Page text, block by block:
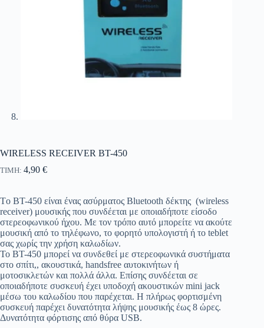
WIRELESS RECEIVER BT-450
ΤΙΜΗ: 4,90 €
Tο BT-450 είναι ένας ασύρματος Βluetooth δέκτης (wireless
receiver) μουσικής που συνδέεται με οποιαδήποτε είσοδο
στερεοφωνικού ήχου. Με τον τρόπο αυτό μπορείτε να ακούτε
μουσική από το τηλέφωνο, το φορητό υπολογιστή ή το teblet
σας χωρίς την χρήση καλωδίων.
Το BT-450 μπορεί να συνδεθεί με στερεοφωνικά συστήματα
στο σπίτι,, ακουστικά, handsfree αυτοκινήτων ή
μοτοσικλετών και πολλά άλλα. Επίσης συνδέεται σε
οποιαδήποτε συσκευή έχει υποδοχή ακουστικών mini jack
μέσω του καλωδίου που παρέχεται. Η πλήρως φορτισμένη
συσκευή παρέχει δυνατότητα λήψης μουσικής έως 8 ώρες.
Δυνατότητα φόρτισης από θύρα USB.